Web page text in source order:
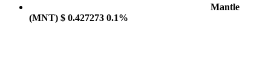
Mantle
(MNT) $ 0.427273 0.1%